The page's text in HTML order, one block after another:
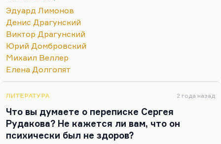
как «воспитанию уверенности»?» Видите, Денис
вообще, на мой взгляд, великий писатель,
сегодняшний Трифонов.
Я знаю очень мало примеров (наверное, всего
три), когда литературный талант отца так полно
воплотился в детях. Это Драгунский – Виктор,
Владимир. Это Радзинские – Эдвард и Олег.
Эдуард Лимонов
Денис Драгунский
Виктор Драгунский
Юрий Домбровский
Михаил Веллер
Елена Долгопят
ЛИТЕРАТУРА 2 года назад
Что вы думаете о переписке Сергея
Рудакова? Не кажется ли вам, что он
психически был не здоров?